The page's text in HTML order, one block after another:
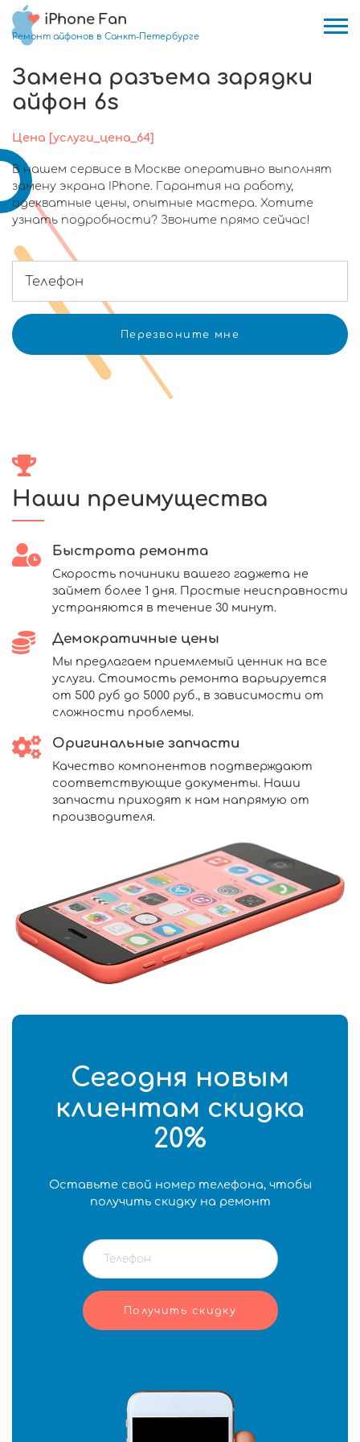
iPhone Fan
Ремонт айфонов в Санкт-Петербурге
Замена разъема зарядки
айфон 6s
Цена [услуги_цена_64]
В нашем сервисе в Москве оперативно выполнят
замену экрана IPhone. Гарантия на работу,
адекватные цены, опытные мастера. Хотите
узнать подробности? Звоните прямо сейчас!
Наши преимущества
Быстрота ремонта
Скорость починики вашего гаджета не
займет более 1 дня. Простые неисправности
устраняются в течение 30 минут.
Демократичные цены
Мы предлагаем приемлемый ценник на все
услуги. Стоимость ремонта варьируется
от 500 руб до 5000 руб., в зависимости от
сложности проблемы.
Оригинальные запчасти
Качество компонентов подтверждают
соответствующие документы. Наши
запчасти приходят к нам напрямую от
производителя.
Сегодня новым
клиентам скидка
20%
Оставьте свой номер телефона, чтобы
получить скидку на ремонт